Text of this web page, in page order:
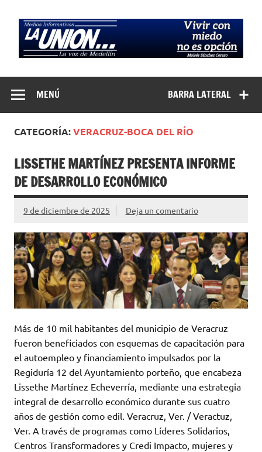
contenido
Medios
Informativos La
Unión…
BARRA LATERAL
MENÚ
CATEGORÍA:VERACRUZ-BOCA DEL RÍO
LISSETHE MARTÍNEZ PRESENTA INFORME
DE DESARROLLO ECONÓMICO
9 de diciembre de 2025 Deja un comentario
Más de 10 mil habitantes del municipio de Veracruz
fueron beneficiados con esquemas de capacitación para
el autoempleo y financiamiento impulsados por la
Regiduría 12 del Ayuntamiento porteño, que encabeza
Lissethe Martínez Echeverría, mediante una estrategia
integral de desarrollo económico durante sus cuatro
años de gestión como edil. Veracruz, Ver. / Veractuz,
Ver. A través de programas como Líderes Solidarios,
Centros Transformadores y Credi Impacto, mujeres y